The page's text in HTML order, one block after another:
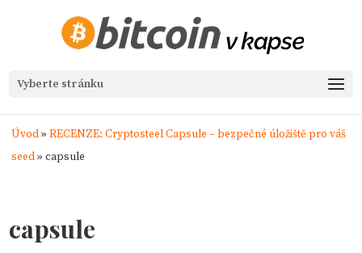
Vyberte stránku
Úvod» RECENZE: Cryptosteel Capsule – bezpečné úložiště pro váš
seed» capsule
capsule